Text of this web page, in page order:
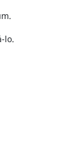
lo.